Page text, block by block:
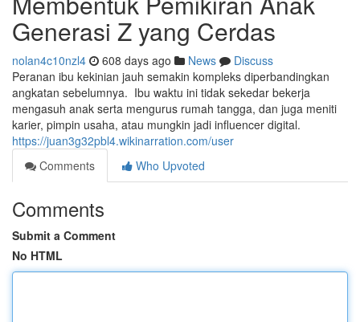
Generasi Z yang Cerdas
nolan4c10nzl4 608 days ago News
Discuss
Peranan ibu kekinian jauh semakin kompleks diperbandingkan
angkatan sebelumnya. Ibu waktu ini tidak sekedar bekerja
mengasuh anak serta mengurus rumah tangga, dan juga meniti
karier, pimpin usaha, atau mungkin jadi influencer digital.
https://juan3g32pbl4.wikinarration.com/user
Comments
Who Upvoted
Comments
Submit a Comment
No HTML